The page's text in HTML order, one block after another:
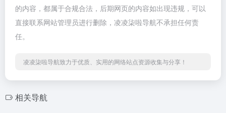
的内容，都属于合规合法，后期网页的内容如出现违规，可以
直接联系网站管理员进行删除，凌凌柒啦导航不承担任何责
任。
凌凌柒啦导航致力于优质、实用的网络站点资源收集与分享！
相关导航